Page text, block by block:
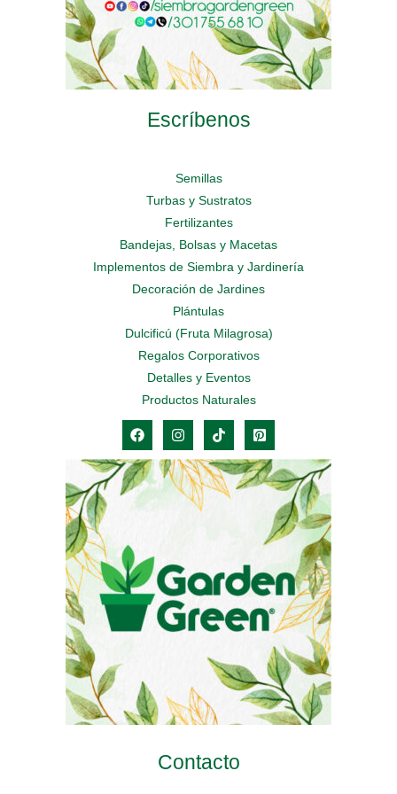
Escríbenos
Semillas
Turbas y Sustratos
Fertilizantes
Bandejas, Bolsas y Macetas
Implementos de Siembra y Jardinería
Decoración de Jardines
Plántulas
Dulcificú (Fruta Milagrosa)
Regalos Corporativos
Detalles y Eventos
Productos Naturales
Contacto